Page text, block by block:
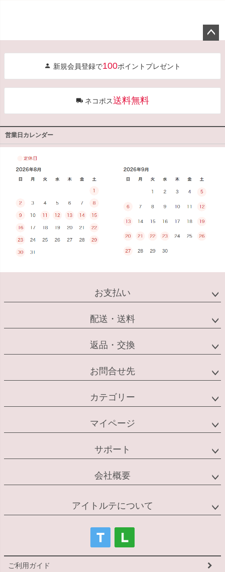
へ
新規会員登録で100ポイントプレゼント
ネコポス送料無料
営業日カレンダー
お支払い
配送・送料
返品・交換
お問合せ先
カテゴリー
マイページ
サポート
会社概要
アイトルテについて
ご利用ガイド